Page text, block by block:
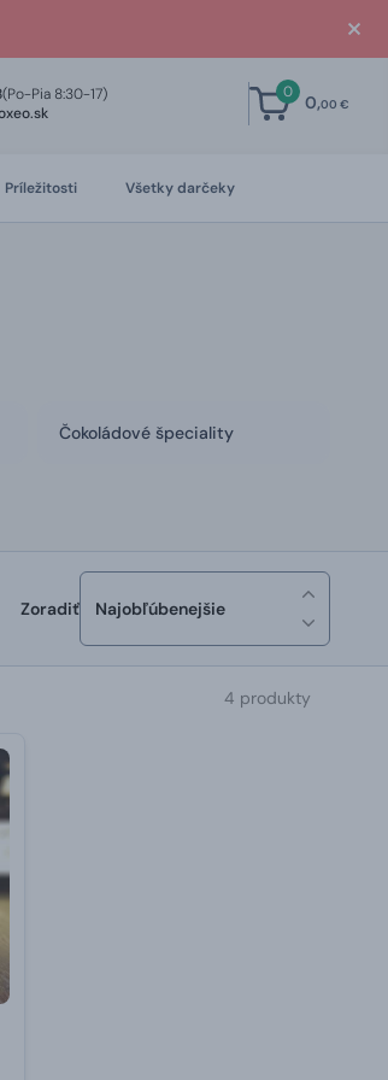
(Po-Pia 8:30-17)
0 0,00 €
Príležitosti Všetky darčeky
Čokoládové špeciality
Zoradiť Najobľúbenejšie
4 produkty